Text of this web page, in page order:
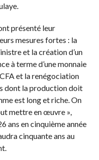
présenté leur
mesures fortes : la
et la création d’un
à terme d’une monnaie
et la renégociation
dont la production doit
est long et riche. On
mettre en œuvre »,
ans en cinquième année
cinquante ans au